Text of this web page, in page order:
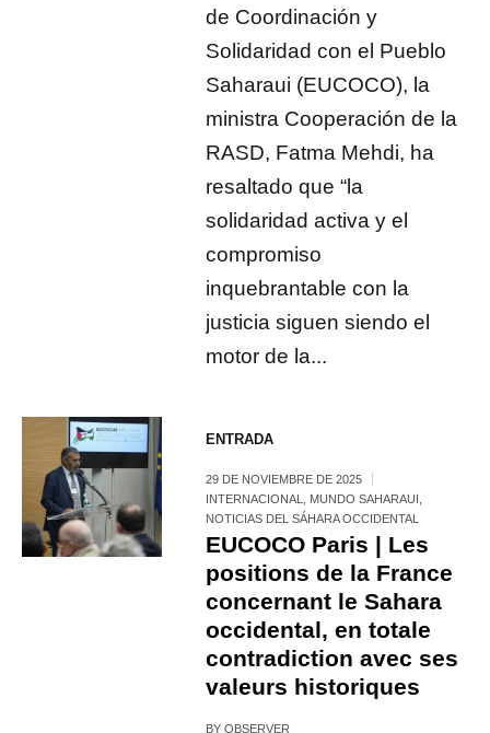
de Coordinación y
Solidaridad con el Pueblo
Saharaui (EUCOCO), la
ministra Cooperación de la
RASD, Fatma Mehdi, ha
resaltado que “la
solidaridad activa y el
compromiso
inquebrantable con la
justicia siguen siendo el
motor de la...
ENTRADA
29 DE NOVIEMBRE DE 2025
INTERNACIONAL
MUNDO SAHARAUI
NOTICIAS DEL SÁHARA OCCIDENTAL
EUCOCO Paris | Les
positions de la France
concernant le Sahara
occidental, en totale
contradiction avec ses
valeurs historiques
BYOBSERVER